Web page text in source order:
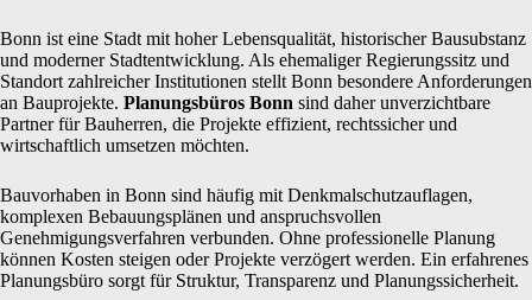
Bonn ist eine Stadt mit hoher Lebensqualität, historischer Bausubstanz
und moderner Stadtentwicklung. Als ehemaliger Regierungssitz und
Standort zahlreicher Institutionen stellt Bonn besondere Anforderungen
an Bauprojekte. Planungsbüros Bonn sind daher unverzichtbare
Partner für Bauherren, die Projekte effizient, rechtssicher und
wirtschaftlich umsetzen möchten.
Bauvorhaben in Bonn sind häufig mit Denkmalschutzauflagen,
komplexen Bebauungsplänen und anspruchsvollen
Genehmigungsverfahren verbunden. Ohne professionelle Planung
können Kosten steigen oder Projekte verzögert werden. Ein erfahrenes
Planungsbüro sorgt für Struktur, Transparenz und Planungssicherheit.